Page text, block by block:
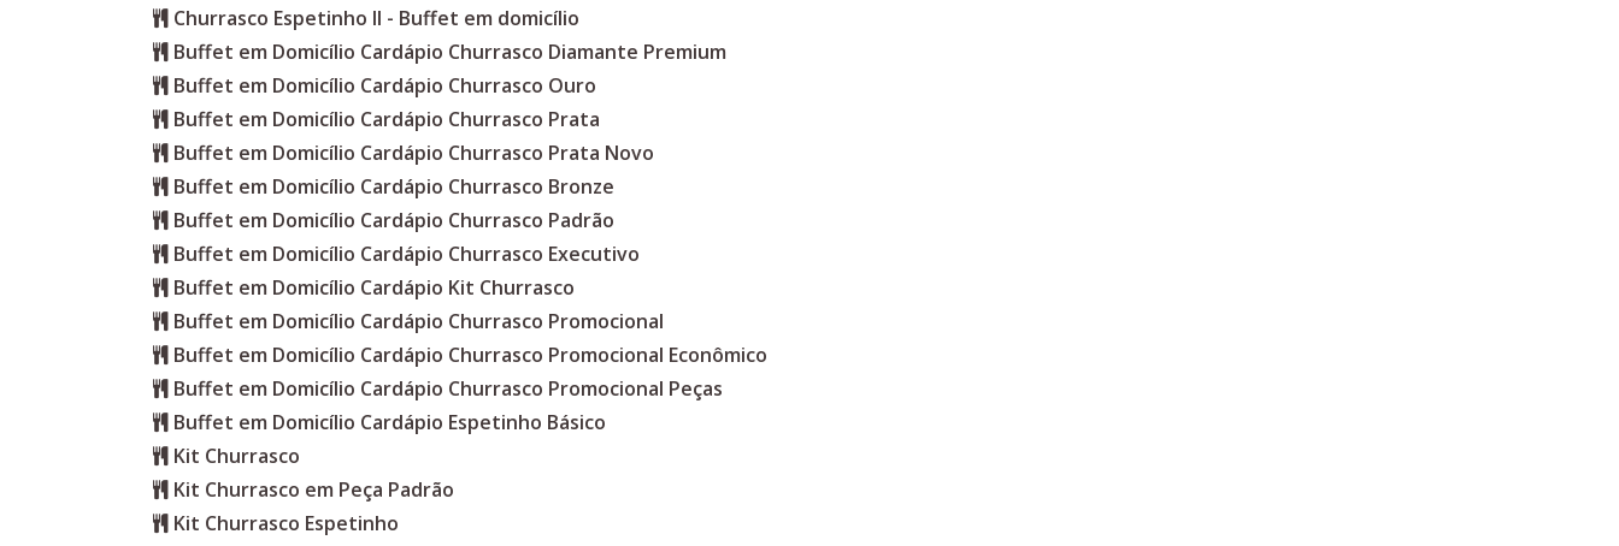
Churrasco Espetinho II - Buffet em domicílio
Buffet em Domicílio Cardápio Churrasco Diamante Premium
Buffet em Domicílio Cardápio Churrasco Ouro
Buffet em Domicílio Cardápio Churrasco Prata
Buffet em Domicílio Cardápio Churrasco Prata Novo
Buffet em Domicílio Cardápio Churrasco Bronze
Buffet em Domicílio Cardápio Churrasco Padrão
Buffet em Domicílio Cardápio Churrasco Executivo
Buffet em Domicílio Cardápio Kit Churrasco
Buffet em Domicílio Cardápio Churrasco Promocional
Buffet em Domicílio Cardápio Churrasco Promocional Econômico
Buffet em Domicílio Cardápio Churrasco Promocional Peças
Buffet em Domicílio Cardápio Espetinho Básico
Kit Churrasco
Kit Churrasco em Peça Padrão
Kit Churrasco Espetinho